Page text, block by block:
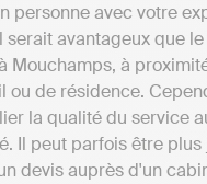
personne avec votre
serait avantageux que
Mouchamps, à
ou de résidence.
la qualité du service
Il peut parfois être
devis auprès d'un